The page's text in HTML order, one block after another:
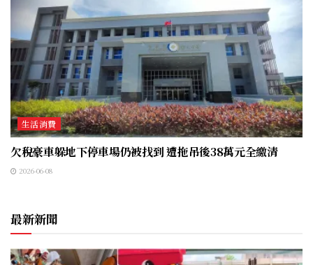
生活消費
欠稅豪車躲地下停車場仍被找到 遭拖吊後38萬元全繳清
2026-06-08
最新新聞